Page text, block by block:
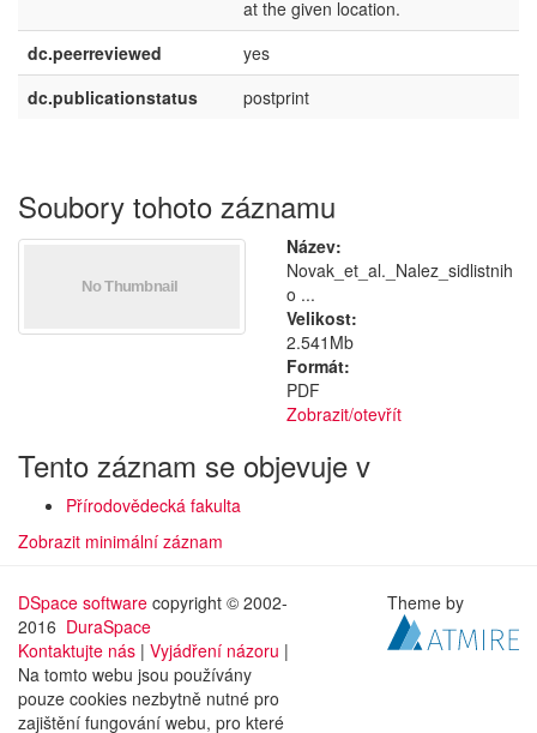
at the given location.
dc.peerreviewed
yes
dc.publicationstatus
postprint
Soubory tohoto záznamu
Název:
Novak_et_al._Nalez_sidlistnih
o ...
Velikost:
2.541Mb
Formát:
PDF
Zobrazit/otevřít
Tento záznam se objevuje v
Přírodovědecká fakulta
Zobrazit minimální záznam
DSpace software copyright © 2002-
2016 DuraSpace
Kontaktujte nás | Vyjádření názoru |
Na tomto webu jsou používány
pouze cookies nezbytně nutné pro
zajištění fungování webu, pro které
Theme by